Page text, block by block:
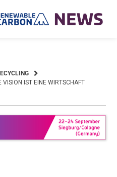
IST EINE WIRTSCHAFT